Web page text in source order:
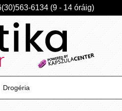
6134 (9 - 14 óráig)
Drogéria